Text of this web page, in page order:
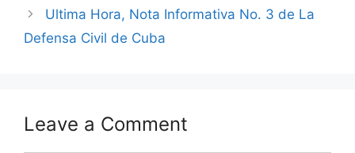
Ultima Hora, Nota Informativa No. 3 de La
Defensa Civil de Cuba
Leave a Comment